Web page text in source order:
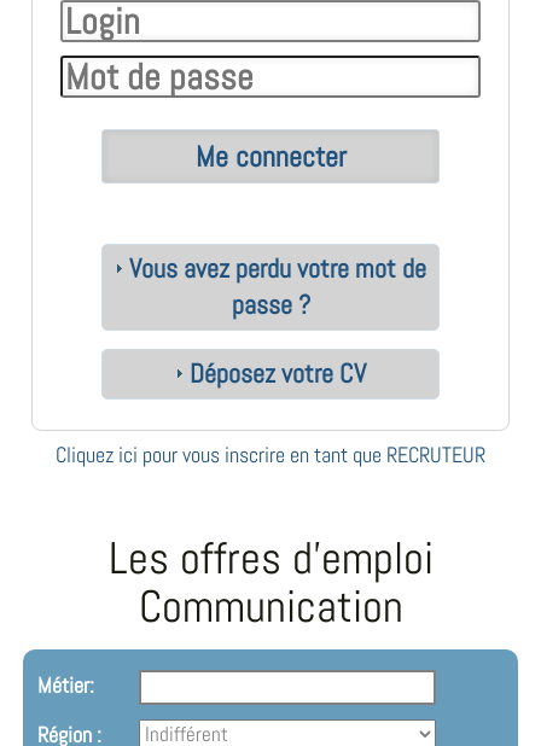
Vous avez perdu votre mot de
passe ?
Déposez votre CV
Cliquez ici pour vous inscrire en tant que RECRUTEUR
Les offres d'emploi
Communication
Métier:
Région :